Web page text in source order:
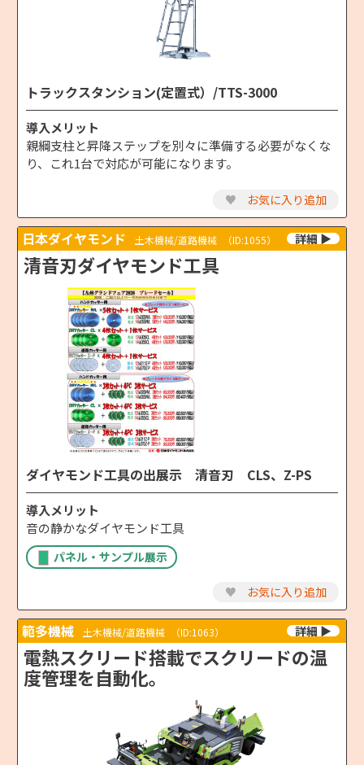
トラックスタンション(定置式）/TTS-3000
導入メリット
親綱支柱と昇降ステップを別々に準備する必要がなくな
り、これ1台で対応が可能になります。
♥ お気に入り追加
日本ダイヤモンド 土木機械/道路機械 （ID:1055）
清音刃ダイヤモンド工具
ダイヤモンド工具の出展示 清音刃 CLS、Z-PS
導入メリット
音の静かなダイヤモンド工具
パネル・サンプル展示
♥ お気に入り追加
範多機械 土木機械/道路機械 （ID:1063）
電熱スクリード搭載でスクリードの温
度管理を自動化。